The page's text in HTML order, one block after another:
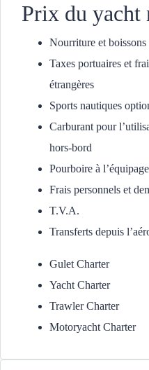
Prix du yacht
Nourriture et boissons
Taxes portuaires et
étrangères
Sports nautiques
Carburant pour
hors-bord
Pourboire à l’équipage
Frais personnels et
T.V.A.
Transferts depuis
Gulet Charter
Yacht Charter
Trawler Charter
Motoryacht Charter